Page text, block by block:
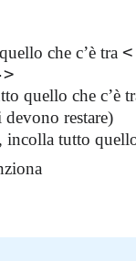
che c’è tra
quello che c’è
devono restare)
, incolla tutto